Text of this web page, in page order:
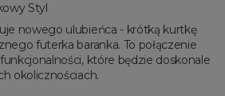
Styl
nowego ulubieńca - krótką kurtkę
futerka baranka. To połączenie
które będzie doskonale
okolicznościach.